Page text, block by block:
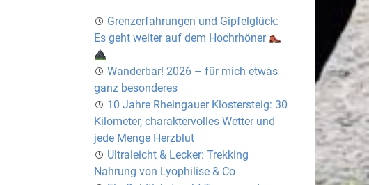
Grenzerfahrungen und Gipfelglück:
Es geht weiter auf dem Hochrhöner
Wanderbar! 2026 – für mich etwas
ganz besonderes
10 Jahre Rheingauer Klostersteig: 30
Kilometer, charaktervolles Wetter und
jede Menge Herzblut
Ultraleicht & Lecker: Trekking
Nahrung von Lyophilise & Co